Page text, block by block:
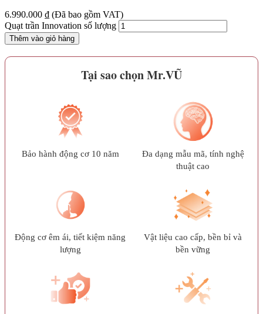
6.990.000 ₫ (Đã bao gồm VAT)
Quạt trần Innovation số lượng
Thêm vào giỏ hàng
Tại sao chọn Mr.VŨ
Bảo hành động cơ 10 năm
Đa dạng mẫu mã, tính nghệ
thuật cao
Động cơ êm ái, tiết kiệm năng
lượng
Vật liệu cao cấp, bền bỉ và
bền vững